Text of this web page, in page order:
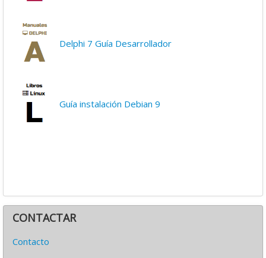
Delphi 7 Guía Desarrollador
Guía instalación Debian 9
CONTACTAR
Contacto